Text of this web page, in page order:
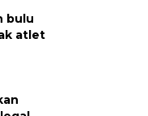
bulu
atlet